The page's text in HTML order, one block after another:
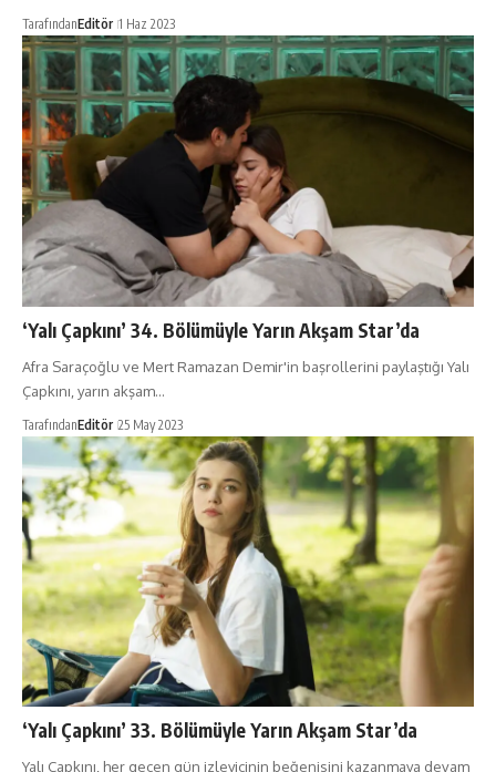
TarafındanEditör 1 Haz 2023
‘Yalı Çapkını’ 34. Bölümüyle Yarın Akşam Star’da
Afra Saraçoğlu ve Mert Ramazan Demir'in başrollerini paylaştığı Yalı
Çapkını, yarın akşam…
TarafındanEditör 25 May 2023
‘Yalı Çapkını’ 33. Bölümüyle Yarın Akşam Star’da
Yalı Çapkını, her geçen gün izleyicinin beğenisini kazanmaya devam